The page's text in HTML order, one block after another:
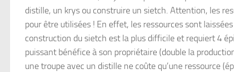
distille, un krys ou construire un sietch. Attention, les
pour être utilisées ! En effet, les ressources sont
construction du sietch est la plus difficile et requiert 4
puissant bénéfice à son propriétaire (double la
une troupe avec un distille ne coûte qu’une ressource